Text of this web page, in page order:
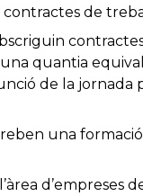
de
quantia
de la jornada
una
d’empreses